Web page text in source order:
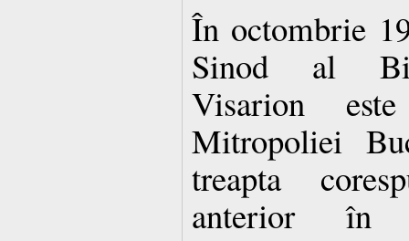
În octombrie
Sinod al
Visarion
Mitropoliei
treapta
anterior în